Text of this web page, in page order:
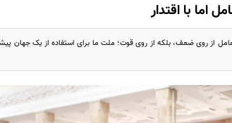
اما با اقتدار
از روی ضعف، بلکه از روی قوت؛ ملت ما برای استفاده از یک جهان